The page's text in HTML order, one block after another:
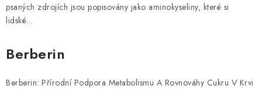
psaných zdrojích jsou popisovány jako aminokyseliny, které si
lidské…
Berberin
Berberin: Přírodní Podpora Metabolismu A Rovnováhy Cukru V Krvi